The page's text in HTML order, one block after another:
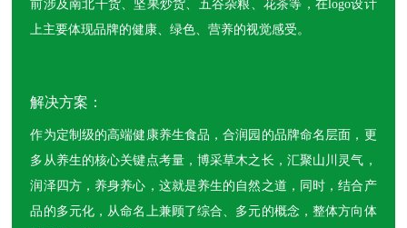
前涉及南北干货、坚果炒货、五谷杂粮、花茶等，在logo设计
上主要体现品牌的健康、绿色、营养的视觉感受。
解决方案：
作为定制级的高端健康养生食品，合润园的品牌命名层面，更
多从养生的核心关键点考量，博采草木之长，汇聚山川灵气，
润泽四方，养身养心，这就是养生的自然之道，同时，结合产
品的多元化，从命名上兼顾了综合、多元的概念，整体方向体